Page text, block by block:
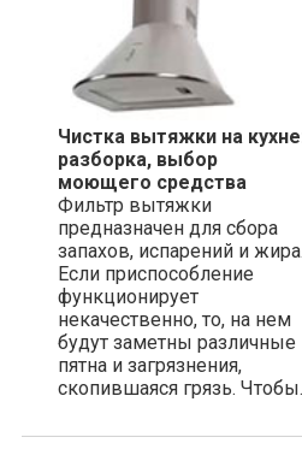
Чистка вытяжки на
разборка, выбор
моющего средства
Фильтр вытяжки
предназначен для сбора
запахов, испарений и жира.
Если приспособление
функционирует
некачественно, то, на нем
будут заметны различные
пятна и загрязнения,
скопившаяся грязь.